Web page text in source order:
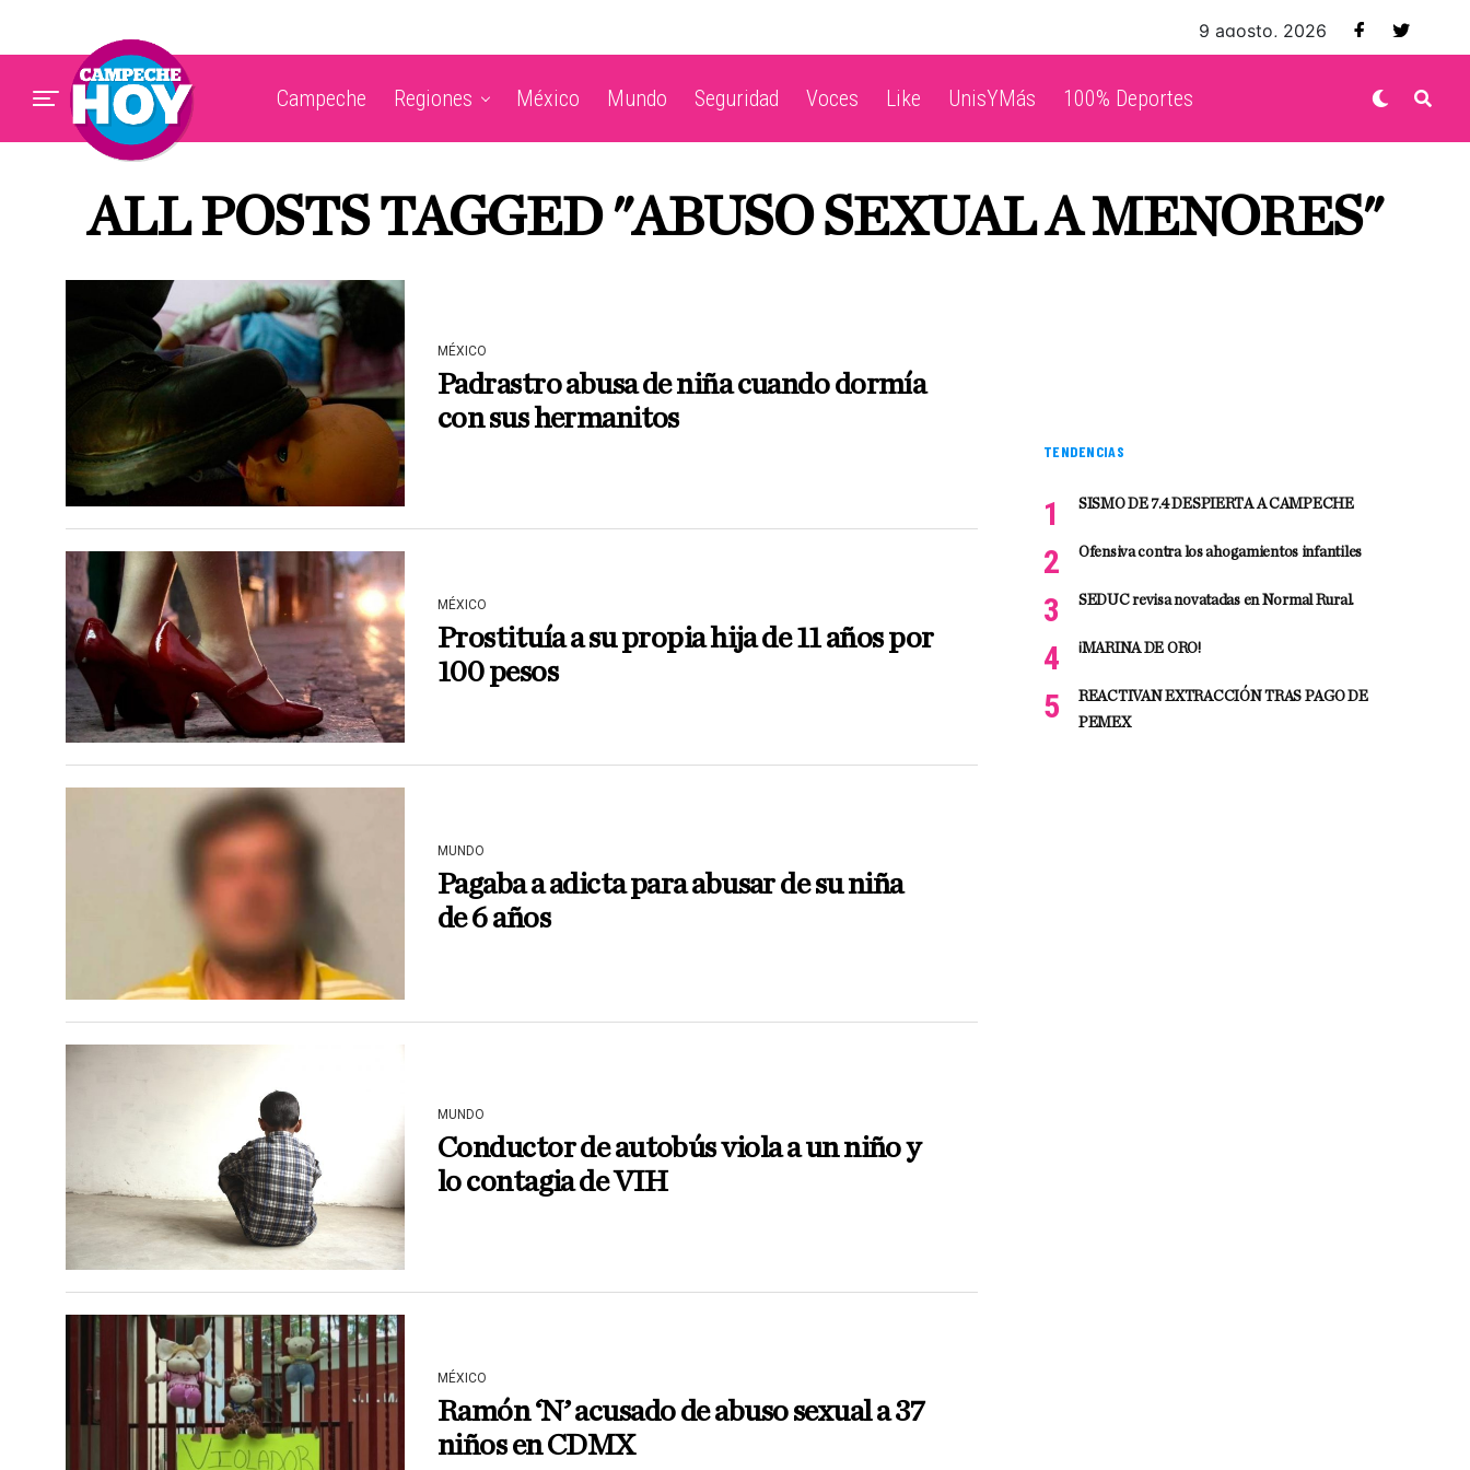
9 agosto, 2026
Campeche Regiones México Mundo Seguridad Voces Like UnisYMás 100% Deportes
ALL POSTS TAGGED "ABUSO SEXUAL A MENORES"
MÉXICO
Padrastro abusa de niña cuando dormía
con sus hermanitos
MÉXICO
Prostituía a su propia hija de 11 años por
100 pesos
MUNDO
Pagaba a adicta para abusar de su niña
de 6 años
MUNDO
Conductor de autobús viola a un niño y
lo contagia de VIH
MÉXICO
Ramón ‘N’ acusado de abuso sexual a 37
niños en CDMX
TENDENCIAS
SISMO DE 7.4 DESPIERTA A CAMPECHE
Ofensiva contra los ahogamientos infantiles
SEDUC revisa novatadas en Normal Rural.
¡MARINA DE ORO!
REACTIVAN EXTRACCIÓN TRAS PAGO DE
PEMEX